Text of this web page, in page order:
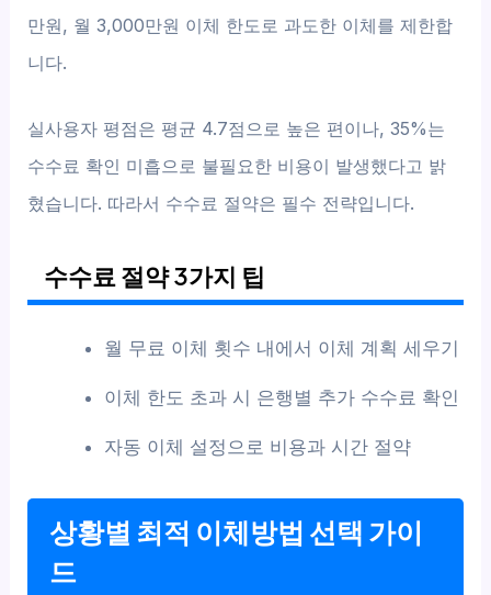
만원, 월 3,000만원 이체 한도로 과도한 이체를 제한합
니다.
실사용자 평점은 평균 4.7점으로 높은 편이나, 35%는
수수료 확인 미흡으로 불필요한 비용이 발생했다고 밝
혔습니다. 따라서 수수료 절약은 필수 전략입니다.
수수료 절약 3가지 팁
월 무료 이체 횟수 내에서 이체 계획 세우기
이체 한도 초과 시 은행별 추가 수수료 확인
자동 이체 설정으로 비용과 시간 절약
상황별 최적 이체방법 선택 가이
드